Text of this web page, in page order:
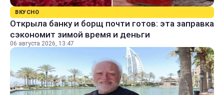
ВКУСНО
Открыла банку и борщ почти готов: эта заправка
сэкономит зимой время и деньги
06 августа 2026, 13:47